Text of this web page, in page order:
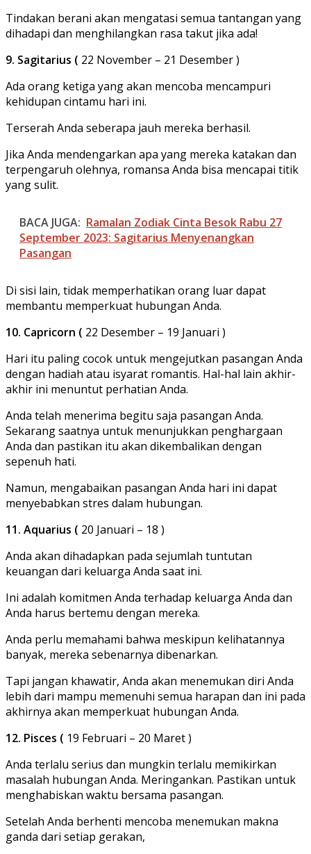
Tindakan berani akan mengatasi semua tantangan yang
dihadapi dan menghilangkan rasa takut jika ada!
9. Sagitarius ( 22 November – 21 Desember )
Ada orang ketiga yang akan mencoba mencampuri
kehidupan cintamu hari ini.
Terserah Anda seberapa jauh mereka berhasil.
Jika Anda mendengarkan apa yang mereka katakan dan
terpengaruh olehnya, romansa Anda bisa mencapai titik
yang sulit.
BACA JUGA: Ramalan Zodiak Cinta Besok Rabu 27
September 2023: Sagitarius Menyenangkan
Pasangan
Di sisi lain, tidak memperhatikan orang luar dapat
membantu memperkuat hubungan Anda.
10. Capricorn ( 22 Desember – 19 Januari )
Hari itu paling cocok untuk mengejutkan pasangan Anda
dengan hadiah atau isyarat romantis. Hal-hal lain akhir-
akhir ini menuntut perhatian Anda.
Anda telah menerima begitu saja pasangan Anda.
Sekarang saatnya untuk menunjukkan penghargaan
Anda dan pastikan itu akan dikembalikan dengan
sepenuh hati.
Namun, mengabaikan pasangan Anda hari ini dapat
menyebabkan stres dalam hubungan.
11. Aquarius ( 20 Januari – 18 )
Anda akan dihadapkan pada sejumlah tuntutan
keuangan dari keluarga Anda saat ini.
Ini adalah komitmen Anda terhadap keluarga Anda dan
Anda harus bertemu dengan mereka.
Anda perlu memahami bahwa meskipun kelihatannya
banyak, mereka sebenarnya dibenarkan.
Tapi jangan khawatir, Anda akan menemukan diri Anda
lebih dari mampu memenuhi semua harapan dan ini pada
akhirnya akan memperkuat hubungan Anda.
12. Pisces ( 19 Februari – 20 Maret )
Anda terlalu serius dan mungkin terlalu memikirkan
masalah hubungan Anda. Meringankan. Pastikan untuk
menghabiskan waktu bersama pasangan.
Setelah Anda berhenti mencoba menemukan makna
ganda dari setiap gerakan,